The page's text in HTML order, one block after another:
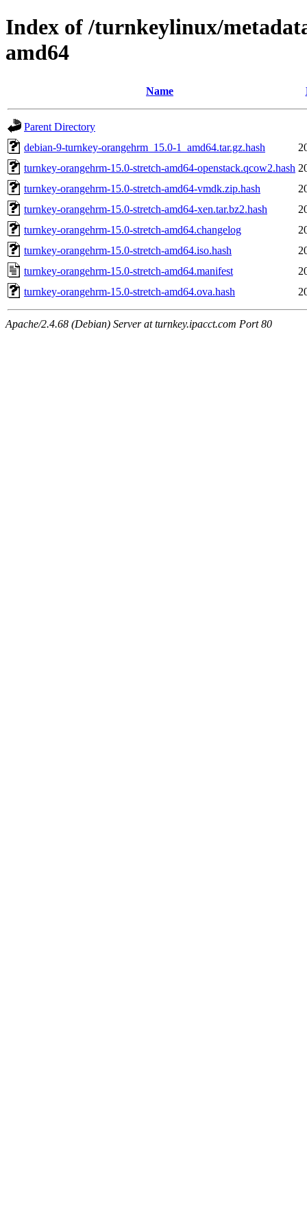
Index of /turnkeylinux/
amd64
Name
Parent Directory
debian-9-turnkey-orangehrm_15.0-1_amd64.tar.gz.hash
turnkey-orangehrm-15.0-stretch-amd64-openstack.qcow2.hash
turnkey-orangehrm-15.0-stretch-amd64-vmdk.zip.hash
turnkey-orangehrm-15.0-stretch-amd64-xen.tar.bz2.hash
turnkey-orangehrm-15.0-stretch-amd64.changelog
turnkey-orangehrm-15.0-stretch-amd64.iso.hash
turnkey-orangehrm-15.0-stretch-amd64.manifest
turnkey-orangehrm-15.0-stretch-amd64.ova.hash
Apache/2.4.68 (Debian) Server at turnkey.ipacct.com Port 80